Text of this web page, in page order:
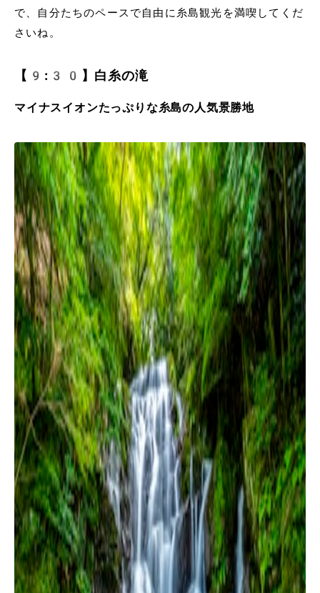
で、自分たちのペースで自由に糸島観光を満喫してくだ
さいね。
【9:30】白糸の滝
マイナスイオンたっぷりな糸島の人気景勝地